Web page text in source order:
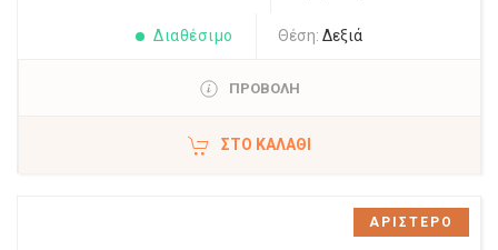
Διαθέσιμο Θέση: Δεξιά
ΠΡΟΒΟΛΗ
ΣΤΟ ΚΑΛΆΘΙ
ΑΡΙΣΤΕΡΟ